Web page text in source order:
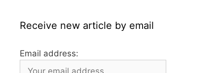
Receive new article by email
Email address: